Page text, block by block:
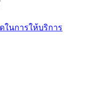
ในการให้บริการ